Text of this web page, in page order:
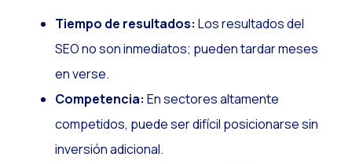
Tiempo de resultados: Los resultados del
SEO no son inmediatos; pueden tardar meses
en verse.
Competencia: En sectores altamente
competidos, puede ser difícil posicionarse sin
inversión adicional.